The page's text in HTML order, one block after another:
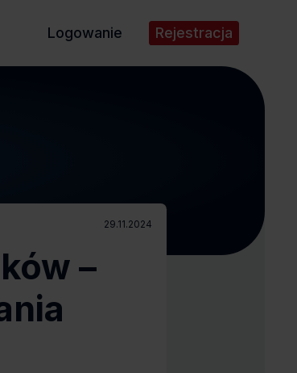
Logowanie Rejestracja
29.11.2024
–